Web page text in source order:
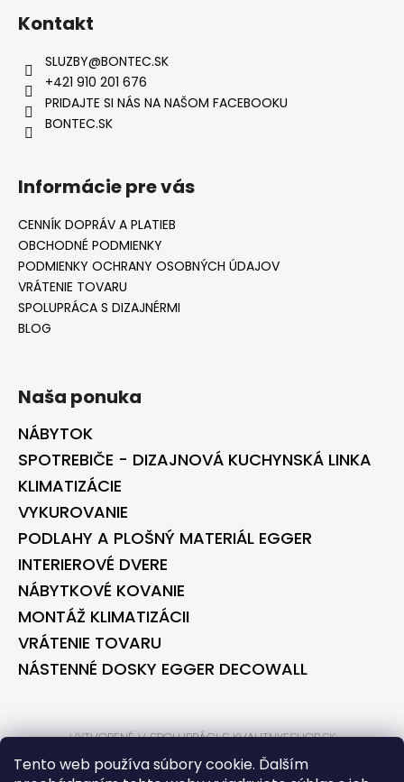
Tento web používa súbory cookie. Ďalším
Kontakt
SLUZBY@BONTEC.SK
+421 910 201 676
PRIDAJTE SI NÁS NA NAŠOM FACEBOOKU
BONTEC.SK
Informácie pre vás
CENNÍK DOPRÁV A PLATIEB
OBCHODNÉ PODMIENKY
PODMIENKY OCHRANY OSOBNÝCH ÚDAJOV
VRÁTENIE TOVARU
SPOLUPRÁCA S DIZAJNÉRMI
BLOG
Naša ponuka
NÁBYTOK
SPOTREBIČE - DIZAJNOVÁ KUCHYNSKÁ LINKA
KLIMATIZÁCIE
VYKUROVANIE
PODLAHY A PLOŠNÝ MATERIÁL EGGER
INTERIEROVÉ DVERE
NÁBYTKOVÉ KOVANIE
MONTÁŽ KLIMATIZÁCII
VRÁTENIE TOVARU
NÁSTENNÉ DOSKY EGGER DECOWALL
VYTVORENÉ V SPOLUPRÁCI S KVALITNYESHOP.SK
VYTVORENÉ V SPOLUPRÁCI S BONTEC.SK